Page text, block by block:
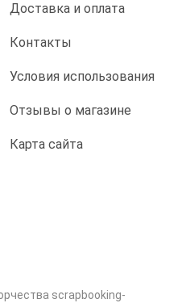
Доставка и оплата
Контакты
Условия использования
Отзывы о магазине
Карта сайта
scrapbooking-